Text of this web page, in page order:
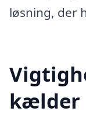
løsning, der
kælder